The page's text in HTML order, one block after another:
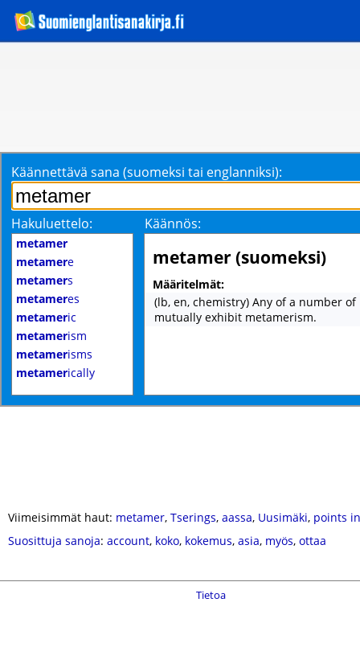
Käännettävä sana (suomeksi tai englanniksi):
Hakuluettelo: Käännös:
metamer
metamere
metamers
metameres
metameric
metamerism
metamerisms
metamerically
metamer (suomeksi)
Määritelmät:
(lb, en, chemistry) Any of a number
mutually exhibit metamerism.
Viimeisimmät haut: metamer, Tserings, aassa, Uusimäki, points
Suosittuja sanoja: account, koko, kokemus, asia, myös, ottaa
Tietoa